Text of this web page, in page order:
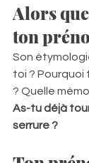
Alors
ton
Son
toi ? Pourquoi
? Quelle
As-tu déjà
serrure ?